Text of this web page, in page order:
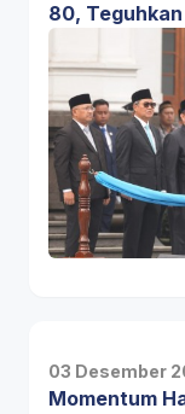
80, Teguhkan
03 Desember
Momentum